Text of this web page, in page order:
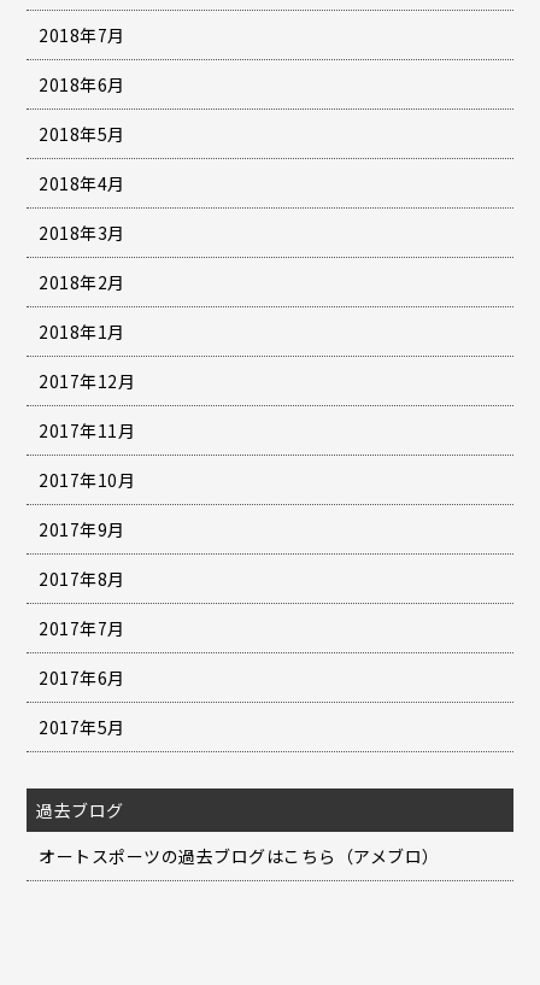
2018年7月
2018年6月
2018年5月
2018年4月
2018年3月
2018年2月
2018年1月
2017年12月
2017年11月
2017年10月
2017年9月
2017年8月
2017年7月
2017年6月
2017年5月
過去ブログ
オートスポーツの過去ブログはこちら（アメブロ）